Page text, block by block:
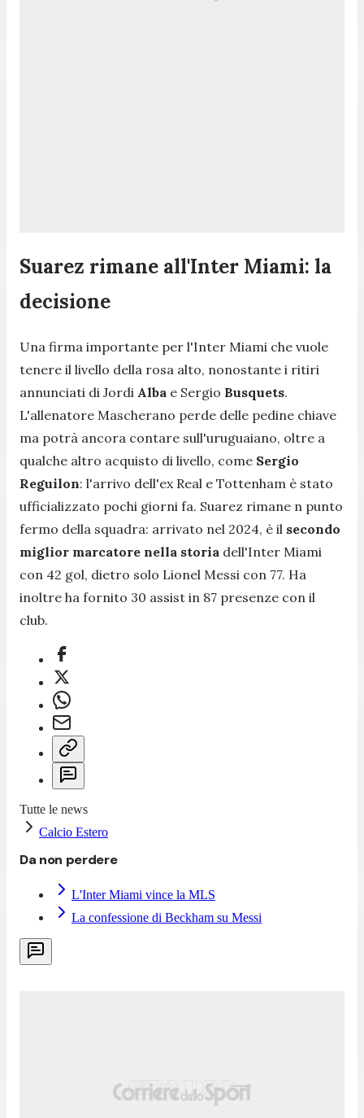
Suarez rimane all'Inter Miami: la
decisione
Una firma importante per l'Inter Miami che vuole
tenere il livello della rosa alto, nonostante i ritiri
annunciati di Jordi Alba e Sergio Busquets.
L'allenatore Mascherano perde delle pedine chiave
ma potrà ancora contare sull'uruguaiano, oltre a
qualche altro acquisto di livello, come Sergio
Reguilon: l'arrivo dell'ex Real e Tottenham è stato
ufficializzato pochi giorni fa. Suarez rimane n punto
fermo della squadra: arrivato nel 2024, è il secondo
miglior marcatore nella storia dell'Inter Miami
con 42 gol, dietro solo Lionel Messi con 77. Ha
inoltre ha fornito 30 assist in 87 presenze con il
club.
Tutte le news
Calcio Estero
Da non perdere
L'Inter Miami vince la MLS
La confessione di Beckham su Messi